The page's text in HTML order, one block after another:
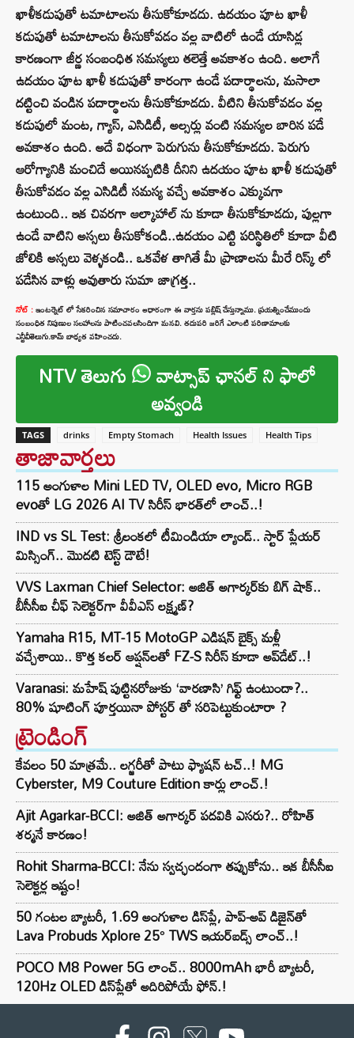
ఖాళీకడుపుతో టమాటాలను తీసుకోకూడదు. ఉదయం పూట ఖాళీ
కడుపుతో టమాటాలను తీసుకోవడం వల్ల వాటిలో ఉండే యాసిడ్ల
కారణంగా జీర్ణ సంబంధిత సమస్యలు తలెత్తే అవకాశం ఉంది. అలాగే
ఉదయం పూట ఖాళీ కడుపుతో కారంగా ఉండే పదార్థాలను, మసాలా
దట్టించి వండిన పదార్థాలను తీసుకోకూడదు. వీటిని తీసుకోవడం వల్ల
కడుపులో మంట, గ్యాస్, ఎసిడిటీ, అల్సర్లు వంటి సమస్యల బారిన పడే
అవకాశం ఉంది. అదే విధంగా పెరుగును తీసుకోకూడదు. పెరుగు
ఆరోగ్యానికి మంచిదే అయినప్పటికి దీనిని ఉదయం పూట ఖాళీ కడుపుతో
తీసుకోవడం వల్ల ఎసిడిటీ సమస్య వచ్చే అవకాశం ఎక్కువగా
ఉంటుంది.. ఇక చివరగా ఆల్కాహాల్ ను కూడా తీసుకోకూడదు, పుల్లగా
ఉండే వాటిని అస్సలు తీసుకోకండి..ఉదయం ఎట్టి పరిస్థితిలో కూడా వీటి
జోలికి అస్సలు వెళ్ళకండి.. ఒకవేళ తాగితే మీ ప్రాణాలను మీరే రిస్క్ లో
పడేసిన వాళ్లు అవుతారు సుమా జాగ్రత్త..
నోట్ :ఇంటర్నెట్ లో సేకరించిన సమాచారం ఆధారంగా ఈ వార్తను పబ్లిష్ చేస్తున్నాము. ప్రయత్నించేముందు
సంబంధిత నిపుణుల సలహాలను పాటించవలసిందిగా మనవి. తదుపరి జరిగే ఎలాంటి పరిణామాలకు
ఎన్టీవీతెలుగు.కామ్ బాధ్యత వహించదు.
NTV తెలుగు వాట్సాప్ ఛానల్ ని ఫాలో
అవ్వండి
TAGS drinks Empty Stomach Health Issues Health Tips
తాజావార్తలు
115 అంగుళాల Mini LED TV, OLED evo, Micro RGB
evoతో LG 2026 AI TV సిరీస్ భారత్‌లో లాంచ్..!
IND vs SL Test: శ్రీలంకలో టీమిండియా ల్యాండ్.. స్టార్ ప్లేయర్
మిస్సింగ్.. మొదటి టెస్ట్ డౌటే!
VVS Laxman Chief Selector: అజిత్ అగార్కర్‌కు బిగ్ షాక్..
బీసీసీఐ చీఫ్ సెలెక్టర్‌గా వీవీఎస్ లక్ష్మణ్?
Yamaha R15, MT-15 MotoGP ఎడిషన్ బైక్స్ మళ్లీ
వచ్చేశాయి.. కొత్త కలర్ ఆప్షన్‌లతో FZ-S సిరీస్ కూడా అప్‌డేట్..!
Varanasi: మహేష్ పుట్టినరోజుకు ‘వారణాసి’ గిఫ్ట్ ఉంటుందా?..
80% షూటింగ్ పూర్తయినా పోస్టర్ తో సరిపెట్టుకుంటారా ?
ట్రెండింగ్‌
కేవలం 50 మాత్రమే.. లగ్జరీతో పాటు ఫ్యాషన్ టచ్..! MG
Cyberster, M9 Couture Edition కార్లు లాంచ్.!
Ajit Agarkar-BCCI: అజిత్ అగార్కర్ పదవికి ఎసరు?.. రోహిత్
శర్మనే కారణం!
Rohit Sharma-BCCI: నేను స్వచ్ఛందంగా తప్పుకోను.. ఇక బీసీసీఐ
సెలెక్టర్ల ఇష్టం!
50 గంటల బ్యాటరీ, 1.69 అంగుళాల డిస్‌ప్లే, పాప్-అప్ డిజైన్‌తో
Lava Probuds Xplore 25° TWS ఇయర్‌బడ్స్ లాంచ్..!
POCO M8 Power 5G లాంచ్.. 8000mAh భారీ బ్యాటరీ,
120Hz OLED డిస్‌ప్లేతో అదిరిపోయే ఫోన్.!